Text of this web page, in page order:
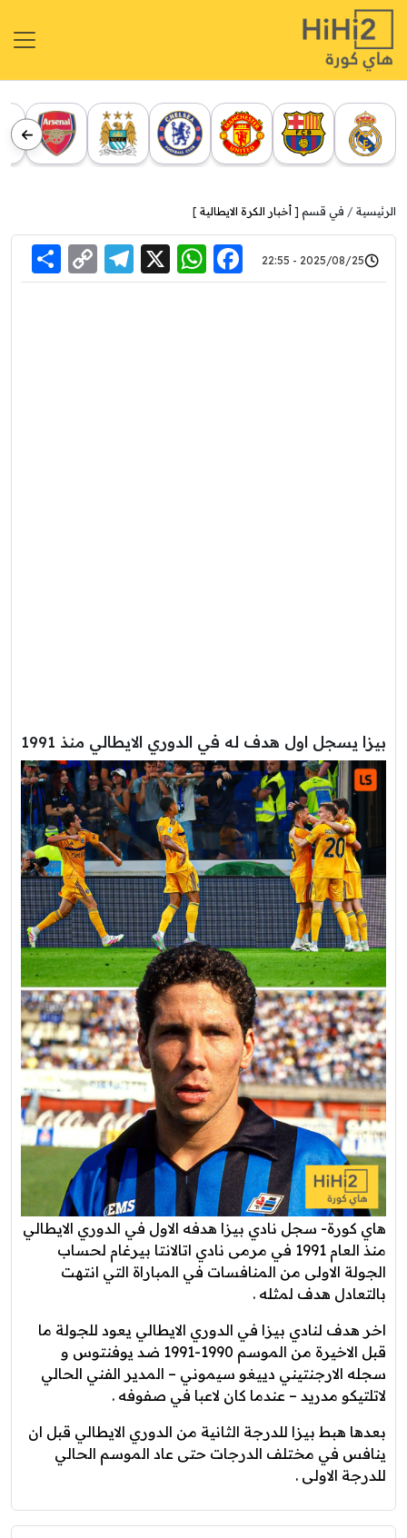
الرئيسية في قسم [ أخبار الكرة الايطالية ]
2025/08/25 - 22:55
Facebook
WhatsApp
X
Link
بيزا يسجل اول هدف له في الدوري الايطالي منذ 1991
هاي كورة- سجل نادي بيزا هدفه الاول في الدوري الايطالي
منذ العام 1991 في مرمى نادي اتالانتا بيرغام لحساب
الجولة الاولى من المنافسات في المباراة التي انتهت
بالتعادل هدف لمثله .
اخر هدف لنادي بيزا في الدوري الايطالي يعود للجولة ما
قبل الاخيرة من الموسم 1990-1991 ضد يوفنتوس و
سجله الارجنتيني دييغو سيموني – المدير الفني الحالي
لاتلتيكو مدريد – عندما كان لاعبا في صفوفه .
بعدها هبط بيزا للدرجة الثانية من الدوري الايطالي قبل ان
ينافس في مختلف الدرجات حتى عاد الموسم الحالي
للدرجة الاولى .